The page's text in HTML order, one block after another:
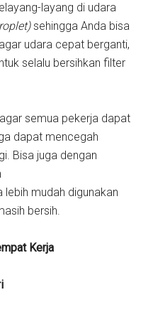
layang di udara
sehingga Anda bisa
udara cepat berganti,
selalu bersihkan filter
semua pekerja dapat
dapat mencegah
Bisa juga dengan
lebih mudah digunakan
bersih.
Kerja